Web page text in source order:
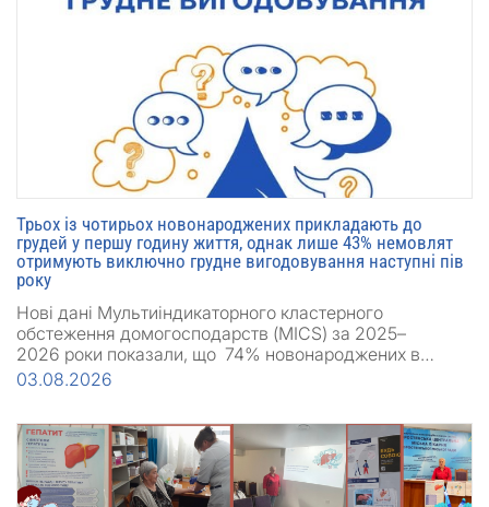
Трьох із чотирьох новонароджених прикладають до
грудей у першу годину життя, однак лише 43% немовлят
отримують виключно грудне вигодовування наступні пів
року
Нові дані Мультиіндикаторного кластерного
обстеження домогосподарств (MICS) за 2025–
2026 роки показали, що 74% новонароджених в…
03.08.2026